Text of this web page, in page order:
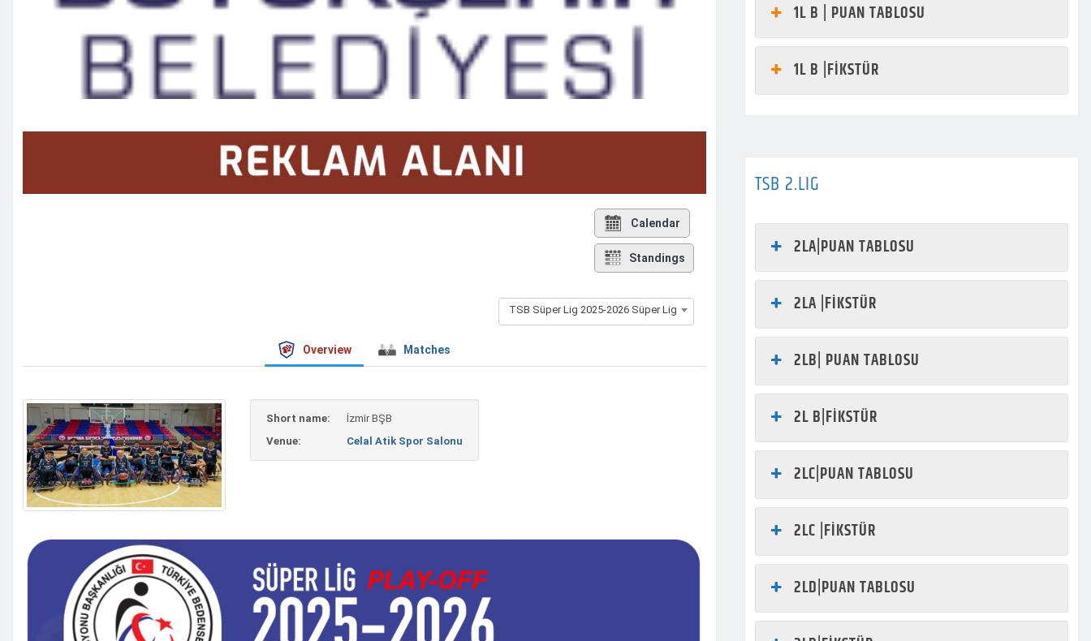
Calendar
Standings
TSB Süper Lig 2025-2026 Süper Lig
Overview Matches
Short name:
İzmir BŞB
Venue:
Celal Atik Spor Salonu
1L B | PUAN TABLOSU
1L B |FİKSTÜR
TSB 2.LIG
2LA|PUAN TABLOSU
2LA |FİKSTÜR
2LB| PUAN TABLOSU
2L B|FİKSTÜR
2LC|PUAN TABLOSU
2LC |FİKSTÜR
2LD|PUAN TABLOSU